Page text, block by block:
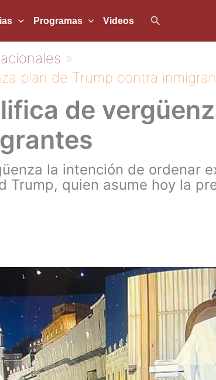
Programas Videos Buscar
plan de Trump contra
de
la intención de ordenar
Trump, quien asume hoy la